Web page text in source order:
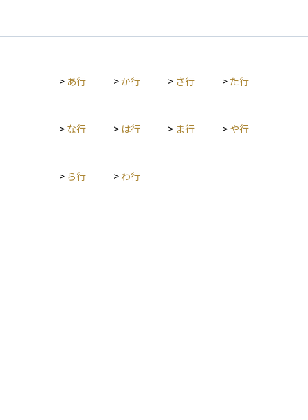
> あ行 >か行 > さ行 > た行
> な行 > は行 > ま行 > や行
> ら行 > わ行